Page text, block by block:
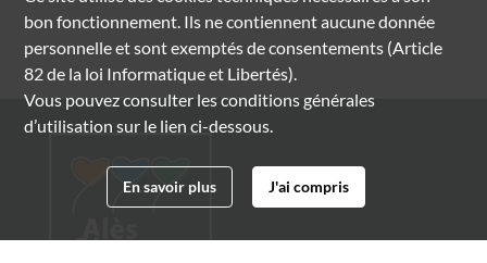
bon fonctionnement. Ils ne contiennent aucune donnée
personnelle et sont exemptés de consentements (Article
82 de la loi Informatique et Libertés).
Vous pouvez consulter les conditions générales
d’utilisation sur le lien ci-dessous.
En savoir plus J'ai compris